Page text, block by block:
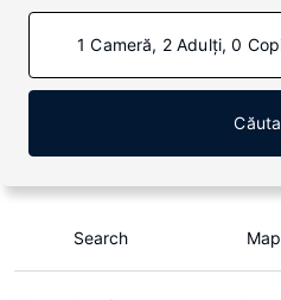
1 Cameră, 2 Adulți, 0
Search Map